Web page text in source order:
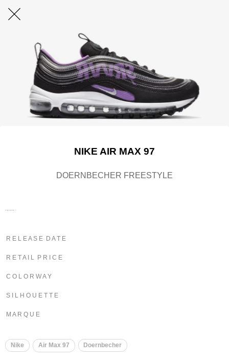
NIKE AIR MAX 97
DOERNBECHER FREESTYLE
R E L E A S E D A T E
R E T A I L P R I C E
C O L O R W A Y
S I L H O U E T T E
M A R Q U E
Nike Air Max 97 Doernbecher